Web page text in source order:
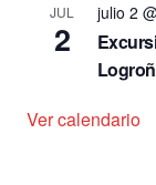
JUL
2
julio 2
Ver calendario